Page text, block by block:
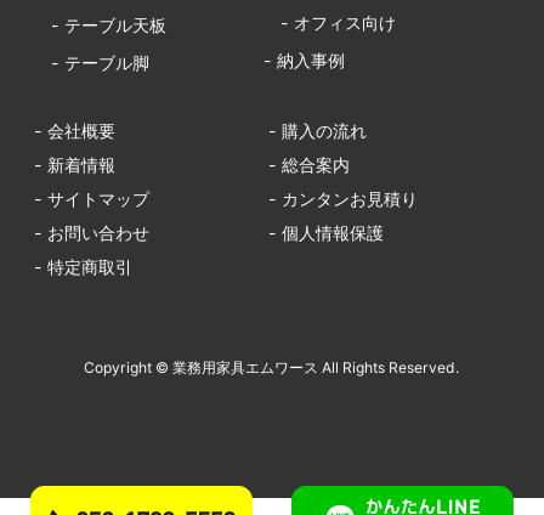
- テーブル天板
- テーブル脚
- オフィス向け
- 納入事例
- 会社概要
- 購入の流れ
- 新着情報
- 総合案内
- サイトマップ
- カンタンお見積り
- お問い合わせ
- 個人情報保護
- 特定商取引
Copyright © 業務用家具エムワース All Rights Reserved.